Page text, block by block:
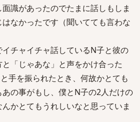
識があったのでたまに話しもしま
なかったです（聞いてても言わな
チャイチャ話しているN子と彼の
「じゃあな」と声をかけ合った
手を振られたとき、何故かとても
の事がもし、僕とN子の2人だけの
かとてもうれしいなと思っていま